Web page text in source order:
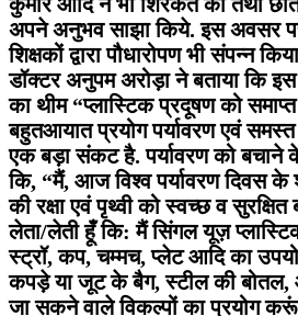
अपने अनुभव साझा किये. इस अवसर
शिक्षकों द्वारा पौधारोपण भी संपन्न
डॉक्टर अनुपम अरोड़ा ने बताया कि इस
का थीम “प्लास्टिक प्रदूषण को
बहुतआयात प्रयोग पर्यावरण एवं
एक बड़ा संकट है. पर्यावरण को बचाने
कि, “मैं, आज विश्व पर्यावरण दिवस
की रक्षा एवं पृथ्वी को स्वच्छ व
लेता/लेती हूँ कि: मैं सिंगल यूज़
स्ट्रॉ, कप, चम्मच, प्लेट आदि का
कपड़े या जूट के बैग, स्टील की बोतल,
जा सकने वाले विकल्पों का प्रयोग